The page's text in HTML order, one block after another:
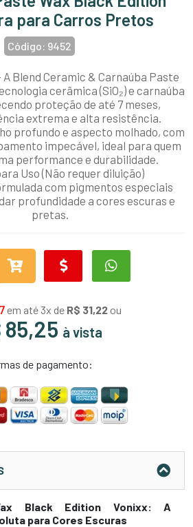
para Carros Pretos
Código: 9452
Blend Ceramic & Carnaúba Paste
cerâmica (SiO₂) e carnaúba
proteção de até 7 meses,
extrema e alta resistência.
profundo e aspecto molhado, com
impecável, ideal para quem
performance e durabilidade.
Uso (Não requer diluição)
com pigmentos especiais
profundidade a cores escuras e
pretas.
em até 3x de R$ 31,22 ou
85,25 à vista
de pagamento:
Black Edition Vonixx: A
para Cores Escuras